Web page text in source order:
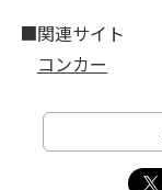
■関連サイト
コンカー